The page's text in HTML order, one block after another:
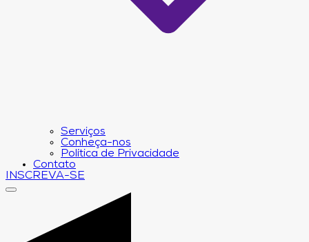
Serviços
Conheça-nos
Política de Privacidade
Contato
INSCREVA-SE